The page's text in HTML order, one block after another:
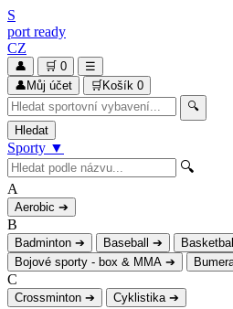
S
port ready
CZ
👤 🛒 0
☰
👤 Můj účet 🛒 Košík 0
🔍
Hledat
Sporty ▼
🔍
A
Aerobic ➔
B
Badminton ➔ Baseball ➔ Basketbal
Bojové sporty - box & MMA ➔
C
Crossminton ➔ Cyklistika ➔